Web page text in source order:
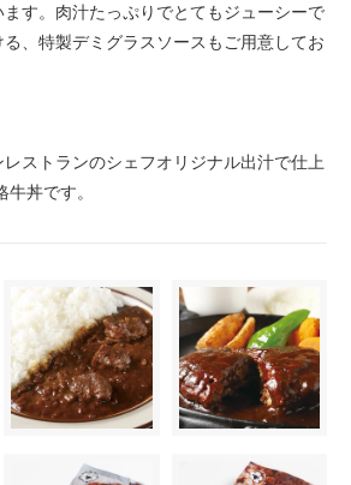
す。肉汁たっぷりでとてもジューシーで
、特製デミグラスソースもご用意してお
ストランのシェフオリジナル出汁で仕上
丼です。